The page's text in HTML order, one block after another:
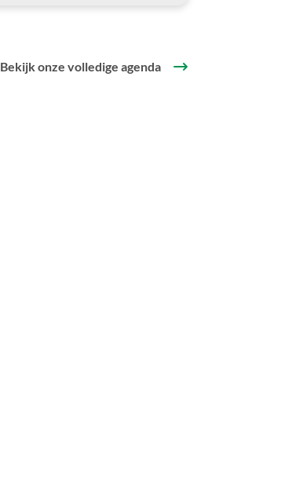
Bekijk onze volledige agenda